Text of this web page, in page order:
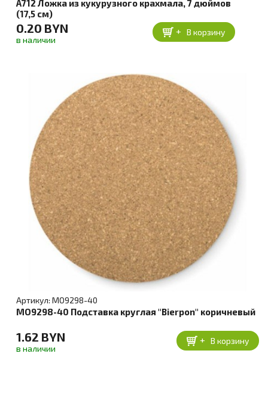
A712 Ложка из кукурузного крахмала, 7 дюймов
(17,5 см)
0.20 BYN
в наличии
+ В корзину
Артикул: MO9298-40
MO9298-40 Подставка круглая "Bierpon" коричневый
1.62 BYN
в наличии
+ В корзину